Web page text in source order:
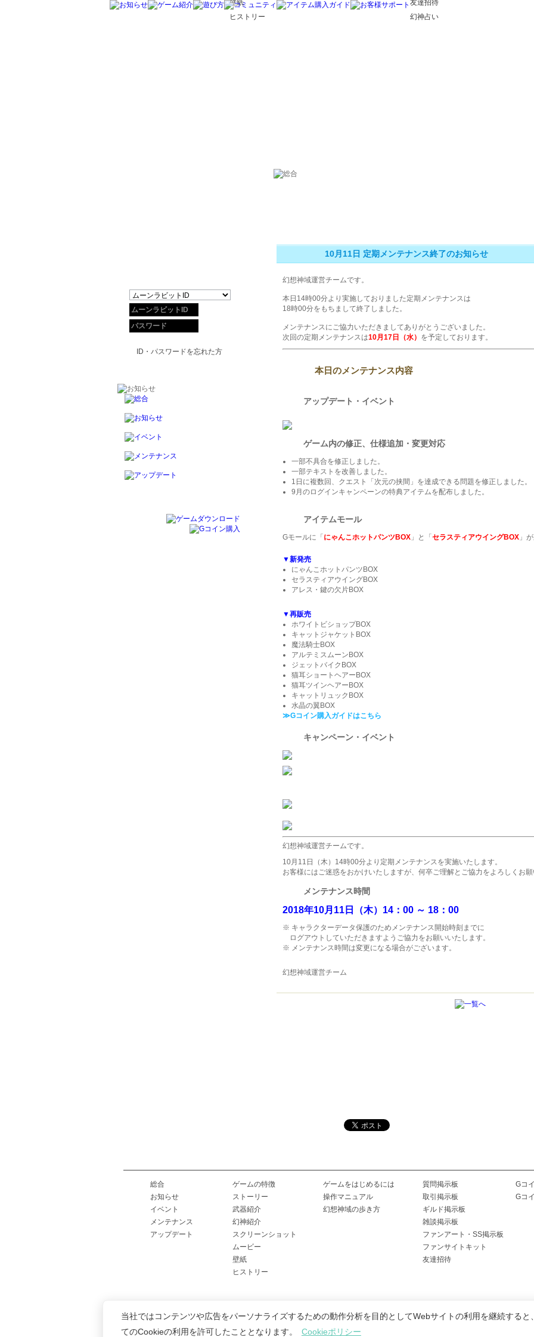
当社ではコンテンツや広告をパーソナライズするための動作分析を目的としてWebサイトの利用を継続すると
てのCookieの利用を許可したこととなります。
Cookieポリシー
壁紙
ヒストリー
友達招待
幻神占い
10月11日 定期メンテナンス終了のお知らせ
幻想神域運営チームです。
本日14時00分より実施しておりました定期メンテナンスは
18時00分をもちまして終了しました。
メンテナンスにご協力いただきましてありがとうございました。
次回の定期メンテナンスは10月17日（水） を予定しております。
本日のメンテナンス内容
アップデート・イベント
ゲーム内の修正、仕様追加・変更対応
一部不具合を修正しました。
一部テキストを改善しました。
1日に複数回、クエスト「次元の挟間」を達成できる問題を修正しました。
9月のログインキャンペーンの特典アイテムを配布しました。
アイテムモール
Gモールに「 にゃんこホットパンツBOX」と「 セラスティアウイングBOX」
▼新発売
にゃんこホットパンツBOX
セラスティアウイングBOX
アレス・鍵の欠片BOX
▼再販売
ホワイトビショップBOX
キャットジャケットBOX
魔法騎士BOX
アルテミスムーンBOX
ジェットバイクBOX
猫耳ショートヘアーBOX
猫耳ツインヘアーBOX
キャットリュックBOX
水晶の翼BOX
≫Gコイン購入ガイドはこちら
キャンペーン・イベント
幻想神域運営チームです。
10月11日（木）14時00分より定期メンテナンスを実施いたします。
お客様にはご迷惑をおかけいたしますが、何卒ご理解とご協力をよろしくお
メンテナンス時間
2018年10月11日（木） 14：00 ～ 18：00
キャラクターデータ保護のためメンテナンス開始時刻までに
ログアウトしていただきますようご協力をお願いいたします。
メンテナンス時間は変更になる場合がございます。
幻想神域運営チーム
ID・パスワードを忘れた方
総合
お知らせ
イベント
メンテナンス
アップデート
ゲームの特徴
ストーリー
武器紹介
幻神紹介
スクリーンショット
ムービー
壁紙
ヒストリー
ゲームをはじめるには
操作マニュアル
幻想神域の歩き方
質問掲示板
取引掲示板
ギルド掲示板
雑談掲示板
ファンアート・SS掲示板
ファンサイトキット
友達招待
Gコ
Gコ